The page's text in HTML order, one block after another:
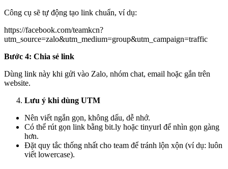
Công cụ sẽ tự động tạo link chuẩn, ví dụ:
https://facebook.com/teamkcn?
utm_source=zalo&utm_medium=group&utm_campaign=traffic
Bước 4: Chia sẻ link
Dùng link này khi gửi vào Zalo, nhóm chat, email hoặc gắn trên
website.
Lưu ý khi dùng UTM
Nên viết ngắn gọn, không dấu, dễ nhớ.
Có thể rút gọn link bằng bit.ly hoặc tinyurl để nhìn gọn gàng
hơn.
Đặt quy tắc thống nhất cho team để tránh lộn xộn (ví dụ: luôn
viết lowercase).